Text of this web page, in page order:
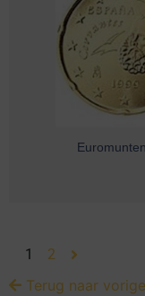
1 2
Terug naar